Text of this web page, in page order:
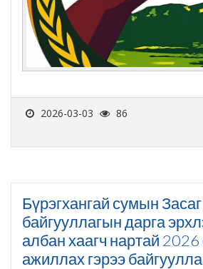
2026-03-03
86
Бүрэгхангай сумын Засаг
байгууллагын дарга
албан хаагч нартай
ажиллах гэрээ